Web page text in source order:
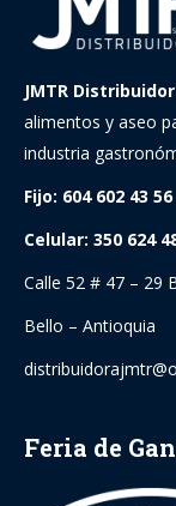
JMTR
alimentos y aseo
industria
Fijo: 604 602 43
Celular: 350 624
Calle 52 # 47 – 29
Bello – Antioquia
Feria de